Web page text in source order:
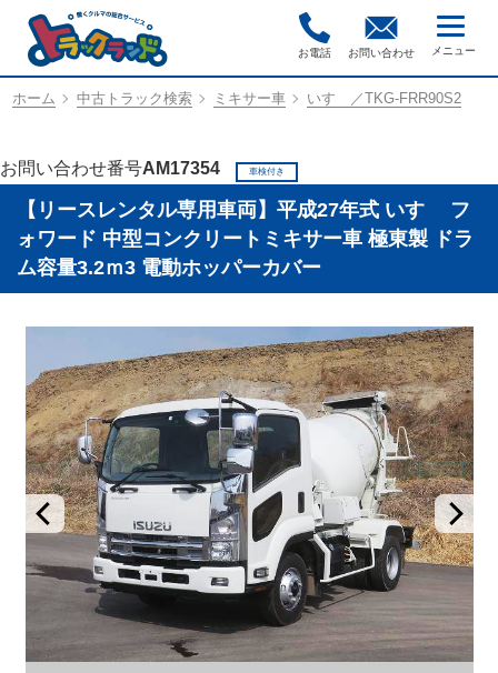
お電話 お問い合わせ
ホーム 中古トラック検索 ミキサー車 いすゞ／TKG-FRR90S2
お問い合わせ番号AM17354 車検付き
【リースレンタル専用車両】平成27年式 いすゞ フ
ォワード 中型コンクリートミキサー車 極東製 ドラ
ム容量3.2ｍ3 電動ホッパーカバー